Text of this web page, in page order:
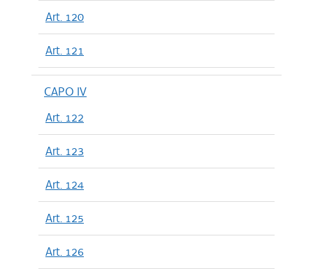
Art. 120
Art. 121
CAPO IV
Art. 122
Art. 123
Art. 124
Art. 125
Art. 126